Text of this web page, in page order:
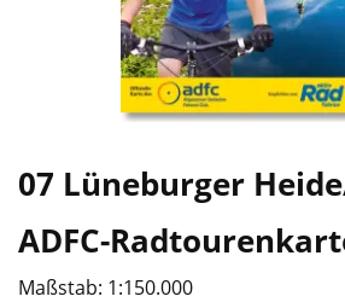
07 Lüneburger
ADFC-
Maßstab: 1:150.000